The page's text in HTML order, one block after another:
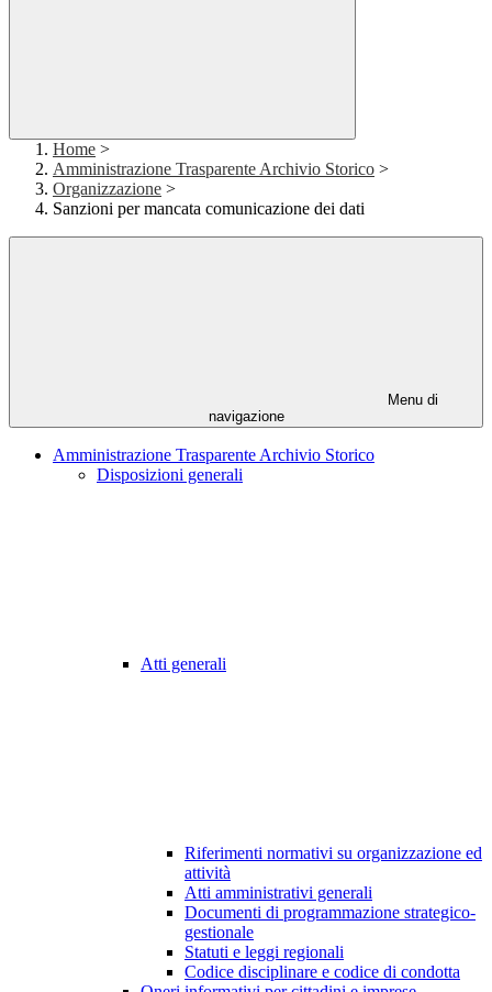
Home >
Amministrazione Trasparente Archivio Storico >
Organizzazione >
Sanzioni per mancata comunicazione dei dati
Menu di
navigazione
Amministrazione Trasparente Archivio Storico
Disposizioni generali
Atti generali
Riferimenti normativi su organizzazione ed
attività
Atti amministrativi generali
Documenti di programmazione strategico-
gestionale
Statuti e leggi regionali
Codice disciplinare e codice di condotta